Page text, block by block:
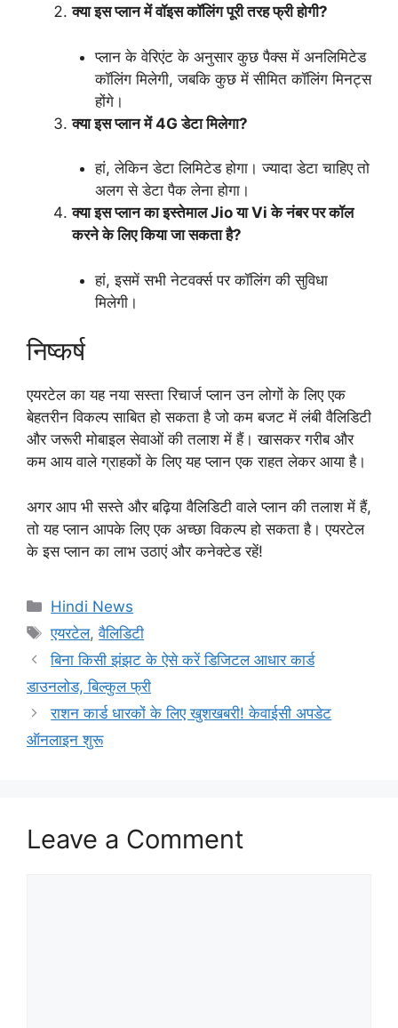
क्या इस प्लान में वॉइस कॉलिंग पूरी तरह फ्री होगी?
प्लान के वेरिएंट के अनुसार कुछ पैक्स में अनलिमिटेड
कॉलिंग मिलेगी, जबकि कुछ में सीमित कॉलिंग मिनट्स
होंगे।
क्या इस प्लान में 4G डेटा मिलेगा?
हां, लेकिन डेटा लिमिटेड होगा। ज्यादा डेटा चाहिए तो
अलग से डेटा पैक लेना होगा।
क्या इस प्लान का इस्तेमाल Jio या Vi के नंबर पर कॉल
करने के लिए किया जा सकता है?
हां, इसमें सभी नेटवर्क्स पर कॉलिंग की सुविधा
मिलेगी।
निष्कर्ष
एयरटेल का यह नया सस्ता रिचार्ज प्लान उन लोगों के लिए एक
बेहतरीन विकल्प साबित हो सकता है जो कम बजट में लंबी वैलिडिटी
और जरूरी मोबाइल सेवाओं की तलाश में हैं। खासकर गरीब और
कम आय वाले ग्राहकों के लिए यह प्लान एक राहत लेकर आया है।
अगर आप भी सस्ते और बढ़िया वैलिडिटी वाले प्लान की तलाश में हैं,
तो यह प्लान आपके लिए एक अच्छा विकल्प हो सकता है। एयरटेल
के इस प्लान का लाभ उठाएं और कनेक्टेड रहें!
Categories
Hindi News
Tags
एयरटेल,वैलिडिटी
बिना किसी झंझट के ऐसे करें डिजिटल आधार कार्ड
डाउनलोड, बिल्कुल फ्री
राशन कार्ड धारकों के लिए खुशखबरी! केवाईसी अपडेट
ऑनलाइन शुरू
Leave a Comment